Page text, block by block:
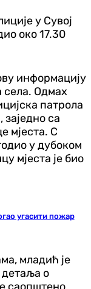
у Сувој
око 17.30
информацију
села. Одмах
патрола
са
мјеста. С
у дубоком
мјеста је био
угасити пожар
младић је
о